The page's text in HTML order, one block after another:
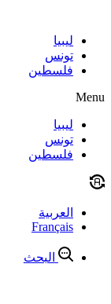
contentليبيا
تونس
فلسطين
Menu
ليبيا
تونس
فلسطين
العربية
Français
البحث